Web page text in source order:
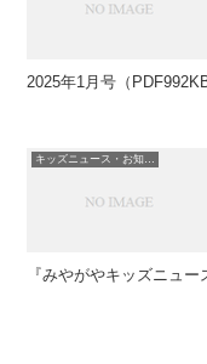
2025年1月号（PDF992KB
キッズニュース・お知らせ
『みやがやキッズニュ